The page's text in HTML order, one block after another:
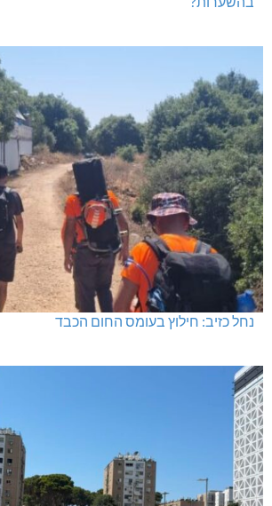
בדיקות פוליגרף – מתי כדאי לבדוק את
בהשערות?